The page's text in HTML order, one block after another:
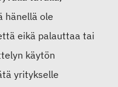
hänellä ole
eikä palauttaa tai
käytön
yritykselle